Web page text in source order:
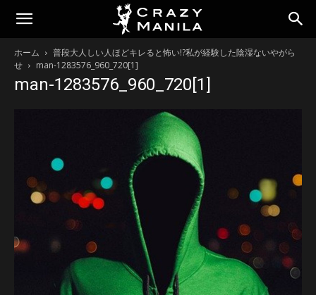
ホーム
普段大人しい人ほどキレると怖い!?私が経験した陰湿ないやがら
せ
man-1283576_960_720[1]
man-1283576_960_720[1]